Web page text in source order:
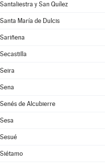
Santaliestra y San Quílez
Santa María de Dulcis
Sariñena
Secastilla
Seira
Sena
Senés de Alcubierre
Sesa
Sesué
Siétamo